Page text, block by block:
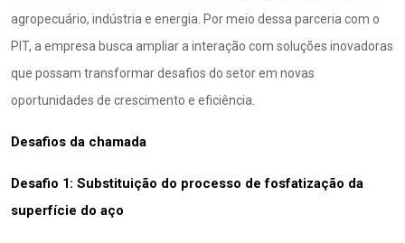
agropecuário, indústria e energia. Por meio dessa parceria com o
PIT, a empresa busca ampliar a interação com soluções inovadoras
que possam transformar desafios do setor em novas
oportunidades de crescimento e eficiência.
Desafios da chamada
Desafio 1: Substituição do processo de fosfatização da
superfície do aço